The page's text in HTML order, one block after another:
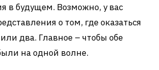
в будущем. Возможно, у вас
о том, где оказаться
два. Главное – чтобы обе
на одной волне.